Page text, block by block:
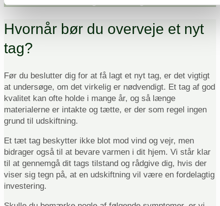
Hvornår bør du overveje et nyt
tag?
Før du beslutter dig for at få lagt et nyt tag, er det vigtigt
at undersøge, om det virkelig er nødvendigt. Et tag af god
kvalitet kan ofte holde i mange år, og så længe
materialerne er intakte og tætte, er der som regel ingen
grund til udskiftning.
Et tæt tag beskytter ikke blot mod vind og vejr, men
bidrager også til at bevare varmen i dit hjem. Vi står klar
til at gennemgå dit tags tilstand og rådgive dig, hvis der
viser sig tegn på, at en udskiftning vil være en fordelagtig
investering.